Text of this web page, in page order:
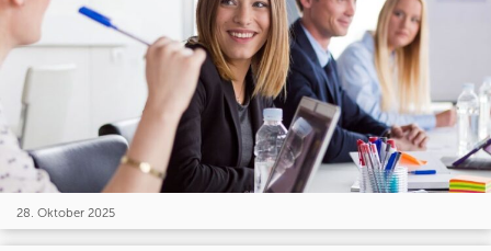
28. Oktober 2025